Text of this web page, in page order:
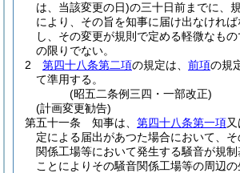
は、当該変更の日)の三十日前までに、
により、その旨を知事に届け出なければ
し、その変更が規則で定める軽微なも
の限りでない。
2
第四十八条第二項の規定は、 前項の規
て準用する。
(昭五二条例三四・一部改正)
(計画変更勧告)
第五十一条
知事は、 第四十八条第一項
定による届出があつた場合において、
関係工場等において発生する騒音が規
ことによりその騒音関係工場等の周辺